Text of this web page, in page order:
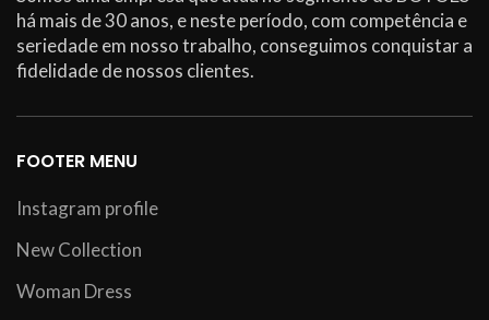
há mais de 30 anos, e neste período, com competência e
seriedade em nosso trabalho, conseguimos conquistar a
fidelidade de nossos clientes.
FOOTER MENU
Instagram profile
New Collection
Woman Dress